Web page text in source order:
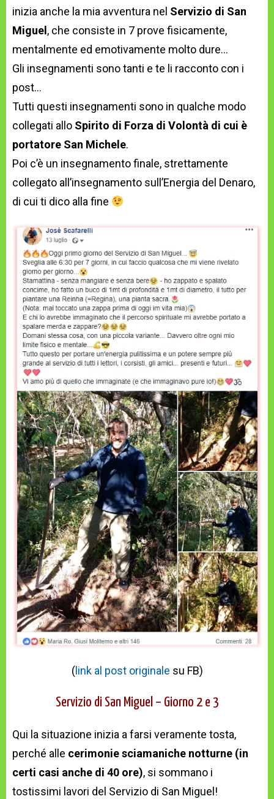
inizia anche la mia avventura nel Servizio di San
Miguel , che consiste in 7 prove fisicamente,
mentalmente ed emotivamente molto dure…
Gli insegnamenti sono tanti e te li racconto con i
post…
Tutti questi insegnamenti sono in qualche modo
collegati allo Spirito di Forza di Volontà di cui è
portatore San Michele.
Poi c’è un insegnamento finale, strettamente
collegato all’insegnamento sull’Energia del Denaro,
di cui ti dico alla fine
(link al post originale su FB)
Servizio di San Miguel – Giorno 2 e 3
Qui la situazione inizia a farsi veramente tosta,
perché alle cerimonie sciamaniche notturne (in
certi casi anche di 40 ore), si sommano i
tostissimi lavori del Servizio di San Miguel!